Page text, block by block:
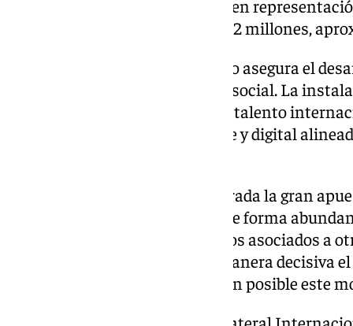
Por su parte, Fusion for Energy, en
Estados miembros, aportará 202 millones,
Este impulso económico no solo asegura el
un enorme retorno industrial y social. La
altamente cualificado y atraerá talento
contribuirá a la transición verde y digital
La energía de fusión es considerada la gran
capaz de producir electricidad de forma
contaminantes y sin los residuos asociados a
firmado en Madrid acelera de manera decisiva
materiales y reactores que harán posible este